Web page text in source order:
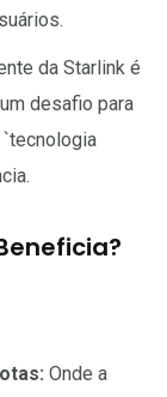
da Starlink é
desafio para
Onde a